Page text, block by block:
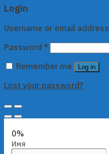
Login
Username or email address
Password *
Remember me
Log in
Lost your password?
0%
Имя